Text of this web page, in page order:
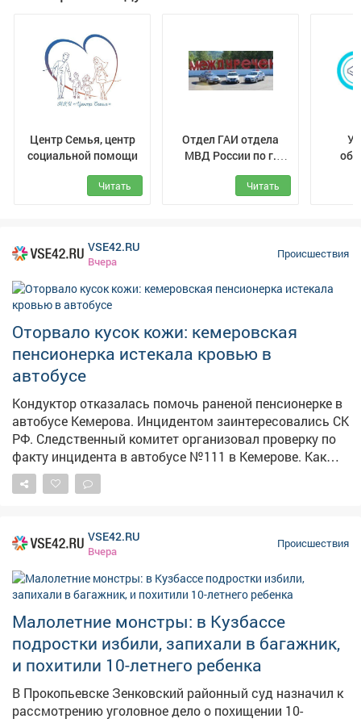
скончались на месте от асфиксии из-за недостатка
проверку исполнения законодательства об охране
труда. Следственный комитет возбудил уголовное
дело по статье о нарушении требований охраны труда,
повлёкшем смерть двух лиц. Назначен комплекс
экспертиз, допрашиваются свидетели, изучается
Центр Семья, центр
социальной помощи
Читать
Отдел ГАИ отдела
МВД России по г.
Читать
VSE42.RU
Вчера
Происшествия
Оторвало кусок кожи: кемеровская
пенсионерка истекала кровью в
автобусе
Кондуктор отказалась помочь раненой пенсионерке в
автобусе Кемерова. Инцидентом заинтересовались СК
РФ. Следственный комитет организовал проверку по
факту инцидента в автобусе №111 в Кемерове. Как
сообщает Информационный центр СК России, 4
августа около 10:35 дверь автобуса зажала руку
спичечный коробок иначалось сильное кровотечение.
Пассажиры попросили кондуктора дать аптечку и
остановить автобус у травмпункта, но, по их данным,
получили грубый отказ. Кондуктор якобы заявила, что
в случившемся виноваты сами пассажиры. Людям
пришлось самостоятельно перевязывать рану
подручными средствами – даже бинта им не дали.
Председатель Следственного комитета Александр
Бастрыкин поручил и.о. руководителя кузбасского
управления Александру Кустову доложить о
VSE42.RU
Вчера
Происшествия
Малолетние монстры: в Кузбассе
подростки избили, запихали в багажник,
и похитили 10-летнего ребенка
В Прокопьевске Зенковский районный суд назначил к
рассмотрению уголовное дело о похищении 10-